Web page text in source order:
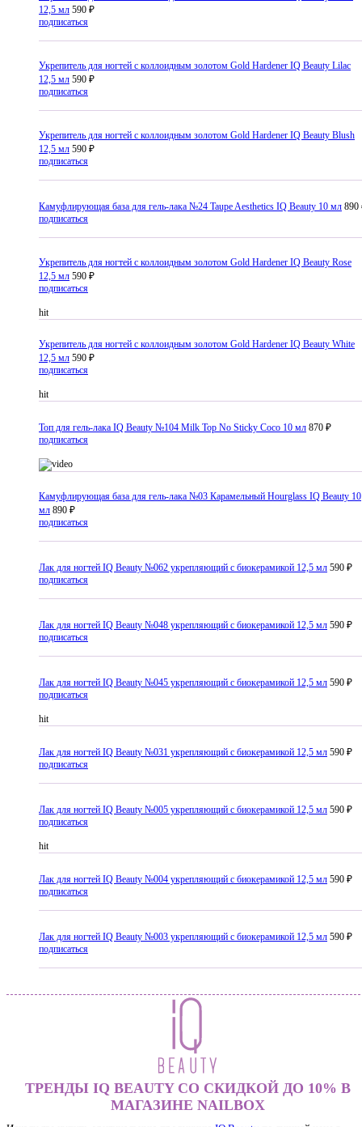
12,5 мл 590 ₽
подписаться
Укрепитель для ногтей с коллоидным золотом Gold Hardener IQ Beauty Lilac
12,5 мл 590 ₽
подписаться
Укрепитель для ногтей с коллоидным золотом Gold Hardener IQ Beauty Blush
12,5 мл 590 ₽
подписаться
Камуфлирующая база для гель-лака №24 Taupe Aesthetics IQ Beauty 10 мл 890
подписаться
Укрепитель для ногтей с коллоидным золотом Gold Hardener IQ Beauty Rose
12,5 мл 590 ₽
подписаться
hit
Укрепитель для ногтей с коллоидным золотом Gold Hardener IQ Beauty White
12,5 мл 590 ₽
подписаться
hit
Топ для гель-лака IQ Beauty №104 Milk Top No Sticky Coco 10 мл 870 ₽
подписаться
Камуфлирующая база для гель-лака №03 Карамельный Hourglass IQ Beauty 10
мл 890 ₽
подписаться
Лак для ногтей IQ Beauty №062 укрепляющий с биокерамикой 12,5 мл 590 ₽
подписаться
Лак для ногтей IQ Beauty №048 укрепляющий с биокерамикой 12,5 мл 590 ₽
подписаться
Лак для ногтей IQ Beauty №045 укрепляющий с биокерамикой 12,5 мл 590 ₽
подписаться
hit
Лак для ногтей IQ Beauty №031 укрепляющий с биокерамикой 12,5 мл 590 ₽
подписаться
Лак для ногтей IQ Beauty №005 укрепляющий с биокерамикой 12,5 мл 590 ₽
подписаться
hit
Лак для ногтей IQ Beauty №004 укрепляющий с биокерамикой 12,5 мл 590 ₽
подписаться
Лак для ногтей IQ Beauty №003 укрепляющий с биокерамикой 12,5 мл 590 ₽
подписаться
ТРЕНДЫ IQ BEAUTY СО СКИДКОЙ ДО 10% В
МАГАЗИНЕ NAILBOX